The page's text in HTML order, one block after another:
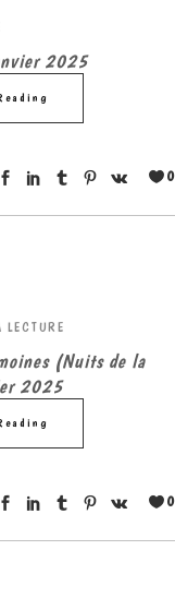
2025
0
(Nuits de la
2025
0